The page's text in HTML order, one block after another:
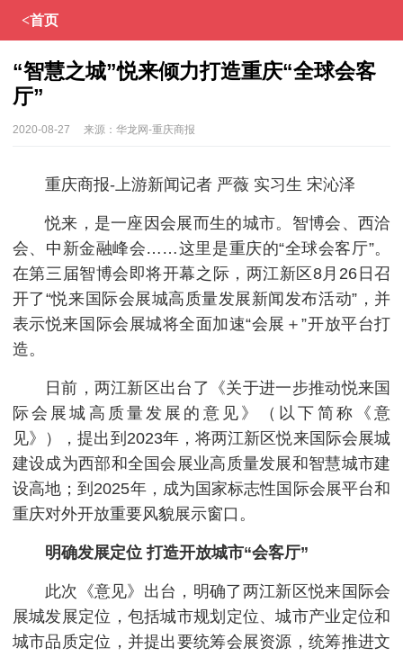
<首页
“智慧之城”悦来倾力打造重庆“全球会客
厅”
来源： 华龙网-重庆商报
2020-08-27
重庆商报-上游新闻记者 严薇 实习生 宋沁泽
悦来，是一座因会展而生的城市。智博会、西洽
会、中新金融峰会……这里是重庆的“全球会客厅”。
在第三届智博会即将开幕之际，两江新区8月26日召
开了“悦来国际会展城高质量发展新闻发布活动”，并
表示悦来国际会展城将全面加速“会展＋”开放平台打
造。
日前，两江新区出台了《关于进一步推动悦来国
际会展城高质量发展的意见》（以下简称《意
见》），提出到2023年，将两江新区悦来国际会展城
建设成为西部和全国会展业高质量发展和智慧城市建
设高地；到2025年，成为国家标志性国际会展平台和
重庆对外开放重要风貌展示窗口。
明确发展定位 打造开放城市“会客厅”
此次《意见》出台，明确了两江新区悦来国际会
展城发展定位，包括城市规划定位、城市产业定位和
城市品质定位，并提出要统筹会展资源，统筹推进文